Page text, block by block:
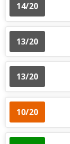
14/20
13/20
13/20
10/20